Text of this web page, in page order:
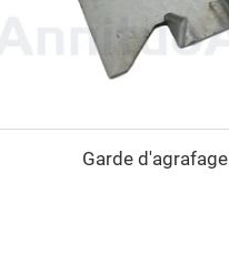
Garde d'agrafage